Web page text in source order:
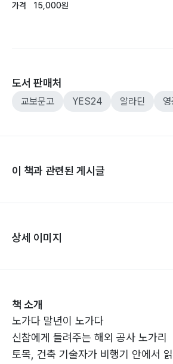
가격
15,000원
도서 판매처
교보문고 YES24 알라딘
이 책과 관련된 게시글
상세 이미지
책 소개
노가다 말년이 노가다
신참에게 들려주는 해외 공사 노가리
토목, 건축 기술자가 비행기 안에서